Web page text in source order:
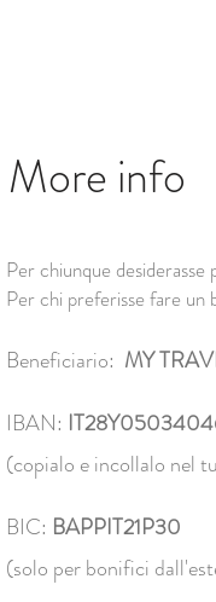
More info
Per chiunque
Per chi preferisse fare un
Beneficiario: MY
IBAN:
(copialo e incollalo nel
BIC: BAPPIT21P30
(solo per bonifici